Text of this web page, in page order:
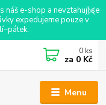
náš e-shop a nevztahují se
expedujeme pouze v
Menu
0 ks
za 0 Kč